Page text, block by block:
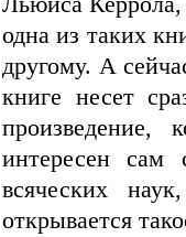
одна из таких
другому. А
книге несет
интересен
всяческих
открывается